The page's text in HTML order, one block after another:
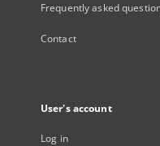
Frequently asked
Contact
User's account
Log in